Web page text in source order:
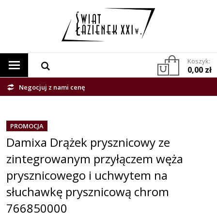
Koszyk:
0,00 zł
Negocjuj z nami cenę
PROMOCJA
Damixa Drążek prysznicowy ze
zintegrowanym przyłączem węża
prysznicowego i uchwytem na
słuchawkę prysznicową chrom
766850000